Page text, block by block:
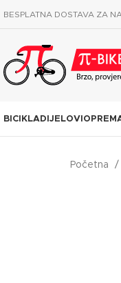
BESPLATNA DOSTAVA ZA
BICIKLA DIJELOVI
Početna